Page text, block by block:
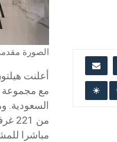
الصورة
أعلنت
مع مجموعة
من
مباشرا